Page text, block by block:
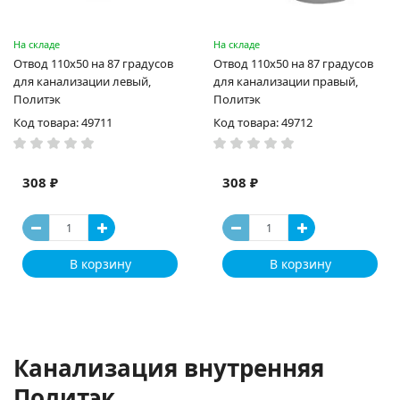
На складе
Отвод 110х50 на 87 градусов
для канализации левый,
Политэк
Код товара: 49711
308 ₽
В корзину
На складе
Отвод 110х50 на 87 градусов
для канализации правый,
Политэк
Код товара: 49712
308 ₽
В корзину
Канализация внутренняя